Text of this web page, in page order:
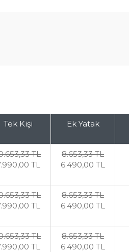
Tek Kişi Ek Yatak
,33TL
,00 TL
8.653,33TL
6.490,00 TL
,33TL
,00 TL
8.653,33TL
6.490,00 TL
,33TL
,00 TL
8.653,33TL
6.490,00 TL